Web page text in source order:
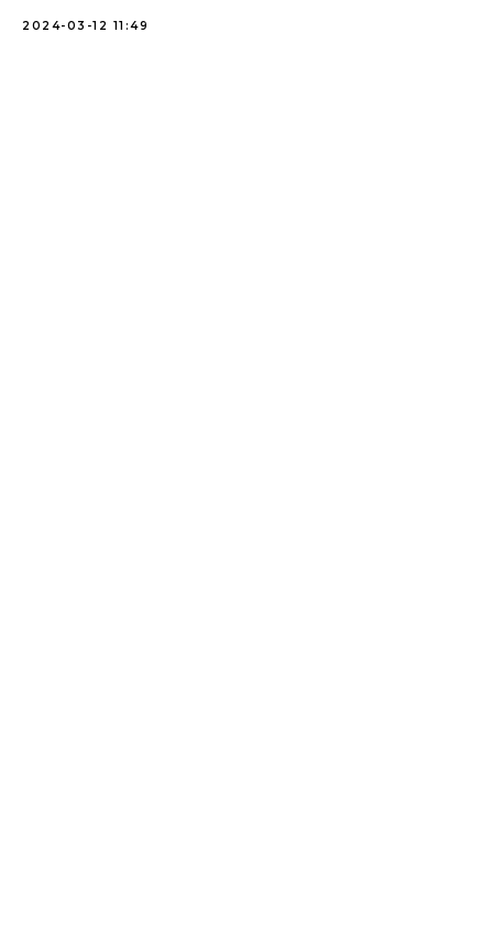
2024-03-12 11:49